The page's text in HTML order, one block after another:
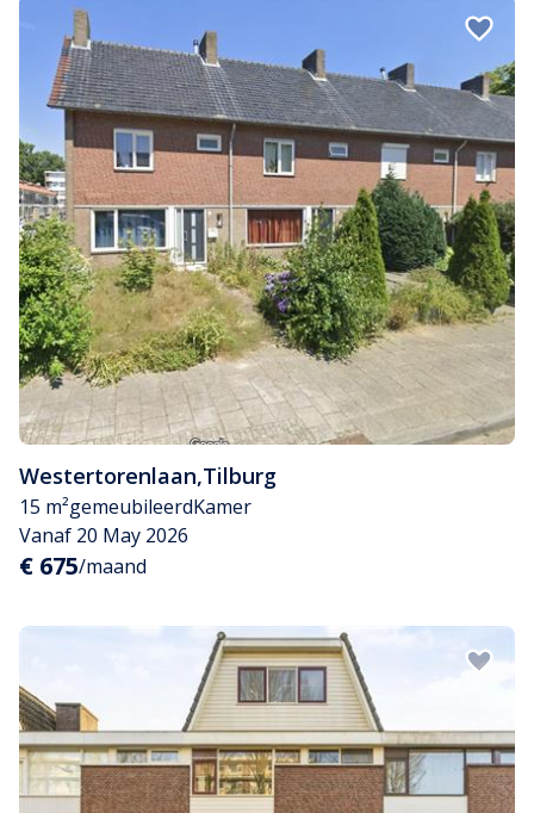
Westertorenlaan,Tilburg
15 m²gemeubileerdKamer
Vanaf 20 May 2026
€ 675/maand